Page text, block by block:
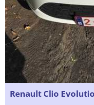
Renault Clio